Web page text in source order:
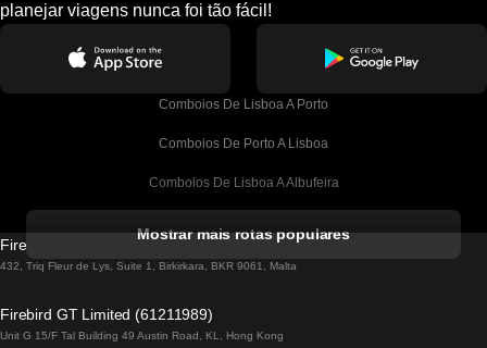
planejar viagens nunca foi tão fácil!
Comboios De Lisboa A Porto
Comboios De Porto A Lisboa
Comboios De Lisboa A Albufeira
Comboios De Lisboa A Lagos
Comboios De Lisboa A Madrid
Mostrar mais rotas populares
Firebird GT Limited (OC 1451)
432, Triq Fleur de Lys, Suite 1, Birkirkara, BKR 9061, Malta
Firebird GT Limited (61211989)
Unit G 15/F Tal Building 49 Austin Road, KL, Hong Kong